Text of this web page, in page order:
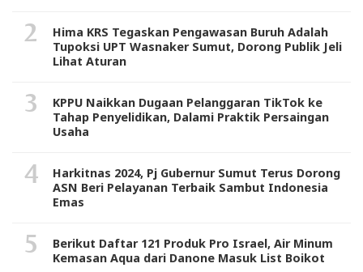
Hima KRS Tegaskan Pengawasan Buruh Adalah
Tupoksi UPT Wasnaker Sumut, Dorong Publik Jeli
Lihat Aturan
KPPU Naikkan Dugaan Pelanggaran TikTok ke
Tahap Penyelidikan, Dalami Praktik Persaingan
Usaha
Harkitnas 2024, Pj Gubernur Sumut Terus Dorong
ASN Beri Pelayanan Terbaik Sambut Indonesia
Emas
Berikut Daftar 121 Produk Pro Israel, Air Minum
Kemasan Aqua dari Danone Masuk List Boikot